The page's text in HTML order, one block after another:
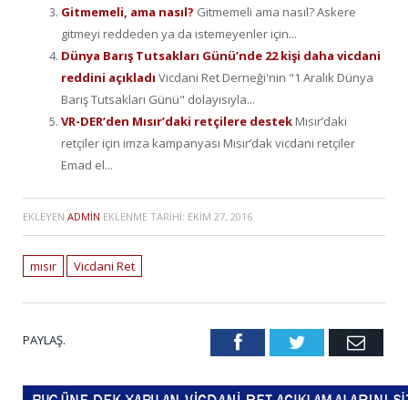
Gitmemeli, ama nasıl? Gitmemeli ama nasıl? Askere
gitmeyi reddeden ya da istemeyenler için...
Dünya Barış Tutsakları Günü’nde 22 kişi daha vicdani
reddini açıkladı Vicdani Ret Derneği'nin "1 Aralık Dünya
Barış Tutsakları Günü" dolayısıyla...
VR-DER’den Mısır’daki retçilere destek Mısır’daki
retçiler için imza kampanyası Mısır’dak vicdani retçiler
Emad el...
EKLEYEN ADMIN EKLENME TARIHI: EKIM 27, 2016
mısır Vicdani Ret
PAYLAŞ. FacebookTwitter Email